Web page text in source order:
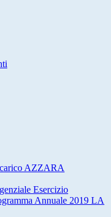
AZZARA
Esercizio
Annuale 2019 LA